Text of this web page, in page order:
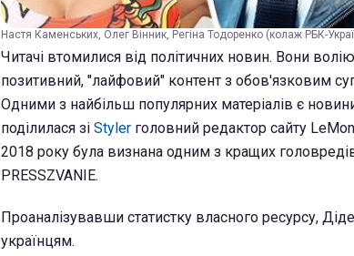
Настя Каменських, Олег Вінник, Регіна Тодоренко (колаж РБК-
Читачі втомилися від політичних новин. Вони
позитивний, "лайфовий" контент з обов'язковим
Одними з найбільш популярних матеріалів є
поділилася зі Styler головний редактор сайту
2018 року була визнана одним з кращих
PRESSZVANIE.
Проаналізувавши статистку власного ресурсу,
українцям.